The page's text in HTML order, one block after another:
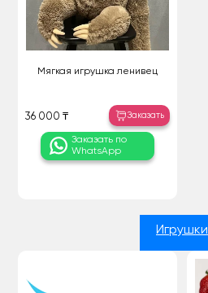
Мягкая игрушка ленивец
36 000 ₸ Заказать
Заказать по
WhatsApp
Игрушки